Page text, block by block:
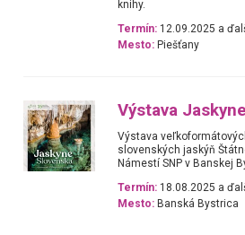
knihy.
Termín: 12.09.2025 a
Mesto: Piešťany
Výstava
Výstava
slovenských jaskýň
Námestí SNP v Banskej
Termín: 18.08.2025 a
Mesto: Banská Bystrica